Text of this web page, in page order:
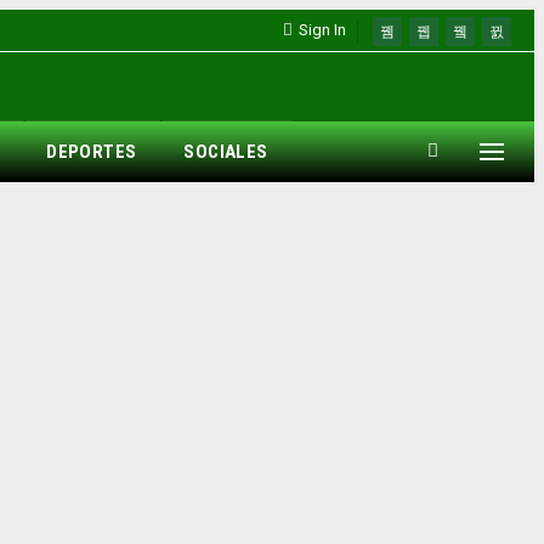
Sign In
DEPORTES SOCIALES